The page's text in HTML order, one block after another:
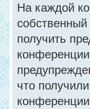
На каждой
получить
что